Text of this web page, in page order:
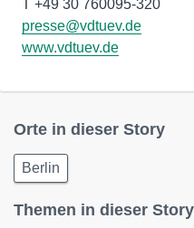
presse@vdtuev.de
www.vdtuev.de
Orte in dieser Story
Berlin
Themen in dieser Story